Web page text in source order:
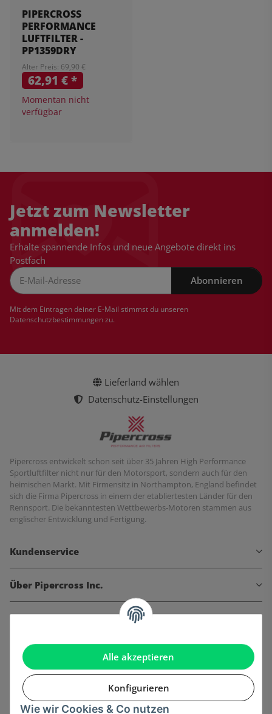
Alle akzeptieren
Konfigurieren
Wie wir Cookies & Co nutzen
PIPERCROSS
PERFORMANCE
LUFTFILTER -
PP1359DRY
Alter Preis: 69,90 €
62,91 €*
Momentan nicht
verfügbar
Jetzt zum Newsletter
anmelden!
Erhalte spannende Infos und neue Angebote direkt ins
Postfach
Abonnieren
Mit dem Eintragen deiner E-Mail stimmst du unseren
Datenschutzbestimmungenzu.
Lieferland wählen
Datenschutz-Einstellungen
Pipercross entwickelt schon seit über 35 Jahren High Performance
Sportluftfilter nicht nur für den Motorsport, sondern auch für den
heimischen Markt. Mit Firmensitz in Northampton, England befindet
sich die Firma Pipercross in einem der etabliertesten Länder für den
Rennsport. Die bekanntesten Wettbewerbs-Motoren stammen aus
englischer Entwicklung und Fertigung.
Kundenservice
Über Pipercross Inc.
Informationen
Gesetzliche Informationen